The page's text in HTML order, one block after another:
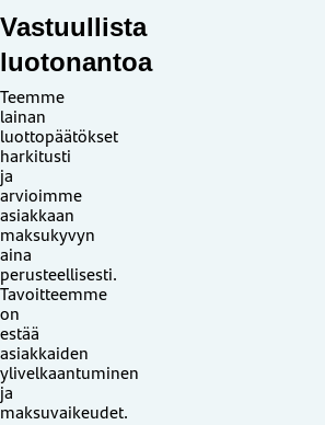
Vastuullista
luotonantoa
Teemme
lainan
luottopäätökset
harkitusti
ja
arvioimme
asiakkaan
maksukyvyn
aina
perusteellisesti.
Tavoitteemme
on
estää
asiakkaiden
ylivelkaantuminen
ja
maksuvaikeudet.